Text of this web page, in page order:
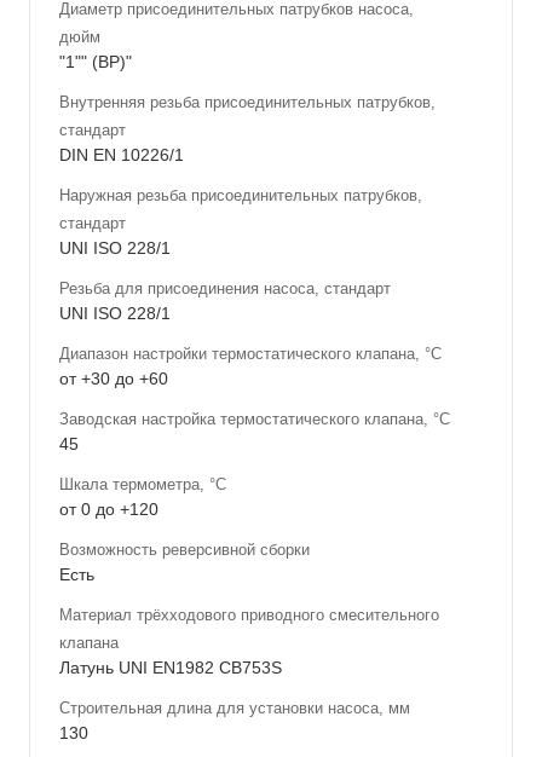
Диаметр присоединительных патрубков насоса,
дюйм
"1"" (ВР)"
Внутренняя резьба присоединительных патрубков,
стандарт
DIN EN 10226/1
Наружная резьба присоединительных патрубков,
стандарт
UNI ISO 228/1
Резьба для присоединения насоса, стандарт
UNI ISO 228/1
Диапазон настройки термостатического клапана, °С
от +30 до +60
Заводская настройка термостатического клапана, °С
45
Шкала термометра, °С
от 0 до +120
Возможность реверсивной сборки
Есть
Материал трёхходового приводного смесительного
клапана
Латунь UNI EN1982 CB753S
Строительная длина для установки насоса, мм
130